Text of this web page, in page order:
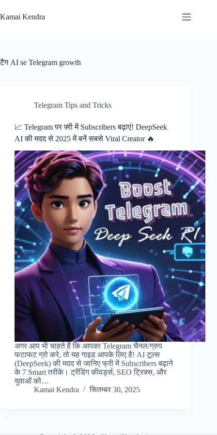
to
content
Kamai Kendra
टैगAI se Telegram growth
Telegram Tips and Tricks
📈 Telegram पर फ़्री में Subscribers बढ़ाएं! DeepSeek
AI की मदद से 2025 में बनें सबसे Viral Creator 🔥
अगर आप भी चाहते हैं कि आपका Telegram चैनल/ग्रुप
फटाफट ग्रो करे, तो यह गाइड आपके लिए है! AI टूल्स
(DeepSeek) की मदद से जानिए फ्री में Subscribers बढ़ाने
के 7 Smart तरीके। ट्रेंडिंग कीवर्ड्स, SEO ट्रिक्स, और
युवाओं को…
Kamai Kendra
सितम्बर 30, 2025